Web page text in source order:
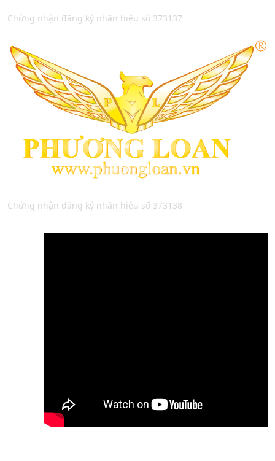
Chứng nhận đăng ký nhãn hiệu số 373137
Chứng nhận đăng ký nhãn hiệu số 373138